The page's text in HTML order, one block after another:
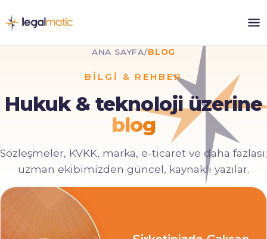
ANA SAYFA/BLOG
BILGI & REHBER
Hukuk & teknoloji üzerine
blog
Sözleşmeler, KVKK, marka, e-ticaret ve daha fazlası;
uzman ekibimizden güncel, kaynaklı yazılar.